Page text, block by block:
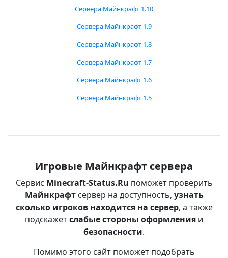
Сервера Майнкрафт 1.10
Сервера Майнкрафт 1.9
Сервера Майнкрафт 1.8
Сервера Майнкрафт 1.7
Сервера Майнкрафт 1.6
Сервера Майнкрафт 1.5
Игровые Майнкрафт сервера
Сервис Minecraft-Status.Ru поможет проверить
Майнкрафтсервер на доступность, узнать
сколько игроков находится на сервер, а также
подскажетслабые стороны оформления и
безопасности.
Помимо этого сайт поможет подобрать